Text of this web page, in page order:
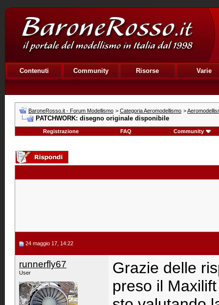
Contenuti Community Risorse Varie
BaroneRosso.it - Forum Modellismo > Categoria Aeromodellismo >
PATCHWORK: disegno originale disponibile
Registrazione FAQ Community
24 maggio 17, 14:22
runnerfly67
User
Grazie delle
preso il